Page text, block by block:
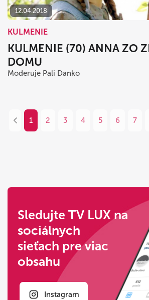
12.04.2018
KULMENIE
KULMENIE (70) ANNA ZO
DOMU
Moderuje Pali Danko
1 2 3 4 5 6 7
Sledujte TV LUX na
sociálnych
sieťach pre viac
obsahu
Instagram